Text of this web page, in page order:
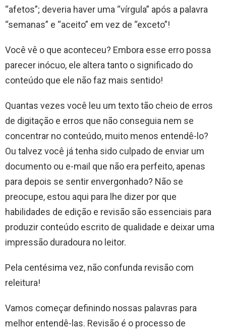
“afetos”; deveria haver uma “vírgula” após a palavra
“semanas” e “aceito” em vez de “exceto”!
Você vê o que aconteceu? Embora esse erro possa
parecer inócuo, ele altera tanto o significado do
conteúdo que ele não faz mais sentido!
Quantas vezes você leu um texto tão cheio de erros
de digitação e erros que não conseguia nem se
concentrar no conteúdo, muito menos entendê-lo?
Ou talvez você já tenha sido culpado de enviar um
documento ou e-mail que não era perfeito, apenas
para depois se sentir envergonhado? Não se
preocupe, estou aqui para lhe dizer por que
habilidades de edição e revisão são essenciais para
produzir conteúdo escrito de qualidade e deixar uma
impressão duradoura no leitor.
Pela centésima vez, não confunda revisão com
releitura!
Vamos começar definindo nossas palavras para
melhor entendê-las. Revisão é o processo de